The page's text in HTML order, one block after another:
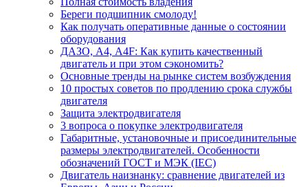
Береги подшипник смолоду!
Как получать оперативные данные о состоянии
оборудования
ДАЗО, А4, А4F: Как купить качественный
двигатель и при этом сэкономить?
Основные тренды на рынке систем возбуждения
10 простых советов по продлению срока службы
двигателя
Защита электродвигателя
3 вопроса о покупке электродвигателя
Габаритные, установочные и присоединительные
размеры электродвигателей. Особенности
обозначений ГОСТ и МЭК (IEC)
Двигатель наизнанку: сравнение двигателей из